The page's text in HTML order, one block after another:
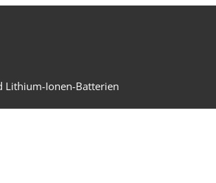
Lithium-Ionen-Batterien